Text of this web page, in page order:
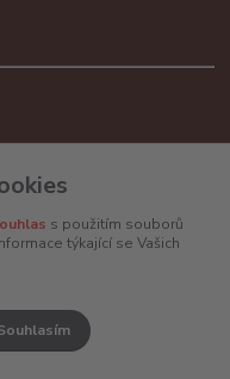
s použitím souborů
týkající se Vašich